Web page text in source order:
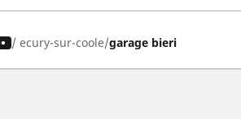
/ ecury-sur-coole garage bieri